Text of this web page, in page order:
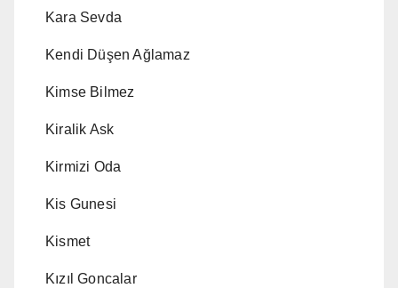
Kara Sevda
Kendi Düşen Ağlamaz
Kimse Bilmez
Kiralik Ask
Kirmizi Oda
Kis Gunesi
Kismet
Kızıl Goncalar